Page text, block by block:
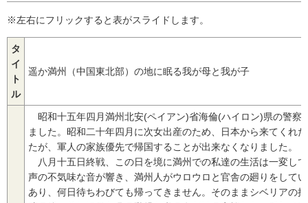
※左右にフリックすると表がスライドします。
タ
イ
ト
ル
遥か満州（中国東北部）の地に眠る我が母と我が子
昭和十五年四月満州北安(ペイアン)省海倫(ハイロン)県の警察
ました。昭和二十年四月に次女出産のため、日本から来てくれ
たが、軍人の家族優先で帰国することが出来なくなりました。
八月十五日終戦、この日を境に満州での私達の生活は一変し
声の不気味な音が響き、満州人がウロウロと官舎の廻りをして
あり、何日待ちわびても帰ってきません。そのままシベリアの